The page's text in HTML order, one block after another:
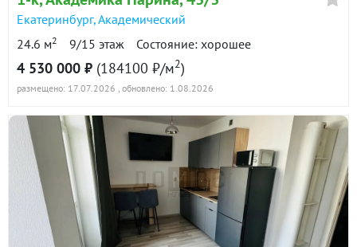
Екатеринбург,Академический
24.6 м2 9/15 этаж Состояние: хорошее
4 530 000 ₽ (184100 ₽/м2)
размещено: 17.07.2026 , обновлено: 1.08.2026